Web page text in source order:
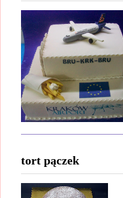
tort pączek